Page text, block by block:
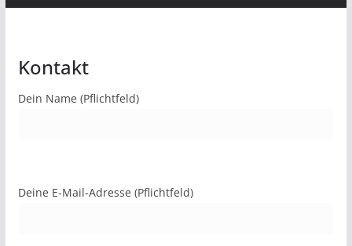
Kontakt
Dein Name (Pflichtfeld)
Deine E-Mail-Adresse (Pflichtfeld)